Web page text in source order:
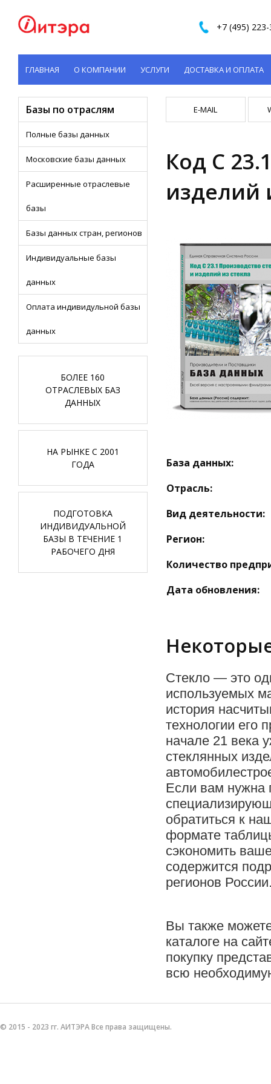
+7 (495)
ГЛАВНАЯ О КОМПАНИИ УСЛУГИ ДОСТАВКА И ОПЛАТА
КОНТАКТЫ
Базы по отраслям
Полные базы данных
Московские базы данных
Расширенные отраслевые
базы
Базы данных стран, регионов
Индивидуальные базы
данных
Оплата индивидульной базы
данных
БОЛЕЕ 160
ОТРАСЛЕВЫХ БАЗ
ДАННЫХ
НА РЫНКЕ С 2001
ГОДА
ПОДГОТОВКА
ИНДИВИДУАЛЬНОЙ
БАЗЫ В ТЕЧЕНИЕ 1
РАБОЧЕГО ДНЯ
E-MAIL
Код C
изделий
База данных:
Отрасль:
Вид деятельности:
Регион:
Количество
Дата обновления:
Стекло — это
используемых
история
технологии его
начале 21 века
стеклянных
Если вам нужна
обратиться к
формате
сэкономить
содержится
регионов
Вы также
каталоге на
покупку
всю
© 2015 - 2023 гг. АИТЭРА Все права защищены.